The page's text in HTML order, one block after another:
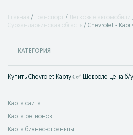
Главная Транспорт Легковые автомобили
Сурхандарьинская область
Chevrolet -
КАТЕГОРИЯ
Карта сайта
Карта регионов
Карта бизнес-страницы